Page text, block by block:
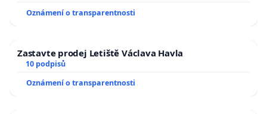
Oznámení o transparentnosti
Zastavte prodej Letiště Václava Havla
10 podpisů
Oznámení o transparentnosti